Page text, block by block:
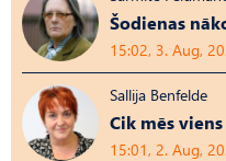
Šodienas
15:02, 3. Aug,
Sallija Benfelde
Cik mēs
15:01, 2. Aug,